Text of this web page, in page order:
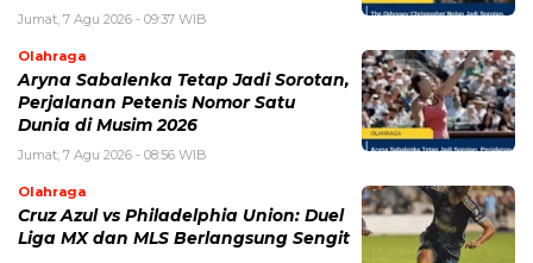
BERITA TERKAIT
Kamis, 6 Agustus 2026 - 15:46 WIB
Kecelakaan Bus ALS Tewaskan Belasan Penumpang,
Polisi Tetapkan Dua Tersangka
Kamis, 6 Agustus 2026 - 15:25 WIB
Sarwendah Disebut Setia Dampingi Ruben Onsu Saat
Kondisi Kritis, Ini Kabar Terbarunya
Kamis, 6 Agustus 2026 - 13:50 WIB